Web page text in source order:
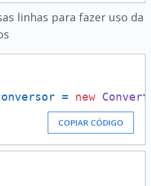
linhas para fazer uso da
= new
COPIAR CÓDIGO